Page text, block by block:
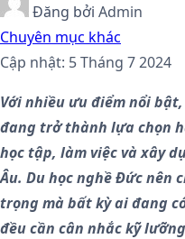
Đăng bởi Admin
Chuyên mục khác
Cập nhật: 5 Tháng 7 2024
Với nhiều ưu điểm nổi bật,
đang trở thành lựa chọn
học tập, làm việc và xây
Âu. Du học nghề Đức nên
trọng mà bất kỳ ai đang
đều cần cân nhắc kỹ